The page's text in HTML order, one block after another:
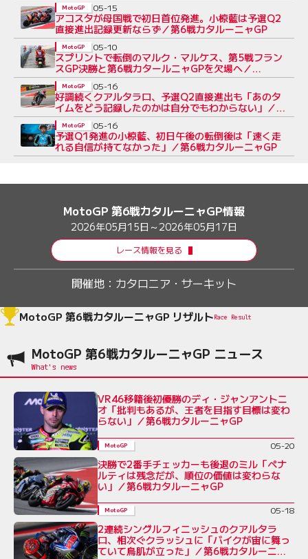
アコスタが母国戦で初日首位発進。小椋藍は予選Q2
直接進出記録更新ならず／第6戦カタルーニャGP
MotoGP 05-15
スプリントで転倒のマルク・マルケス、第5戦フラン
スGP決勝と第6戦カタールニャGPを欠場へ／
MotoGP
MotoGP 05-10
好調続くクアルタラロ、予選Q2直接進出も「あのタ
イムをどう記録したのかは自分でもわからない」／第
6戦カタルーニャGP
MotoGP 05-16
予選Q1発進の小椋藍、初日午後の転倒後は「速く走
れる自信が持てなかった」／第6戦カタルーニャGP
MotoGP 05-16
MotoGP 第6戦カタルーニャGP情報
2026年05月15日～2026年05月17日
レース情報を見る
開催地： カタロニア・サーキット
MotoGP 第6戦カタルーニャGP リザルトRace Result
MotoGP 第6戦カタルーニャGP ニュース
VR46移籍後初優勝のディ・ジャンアントニ
オ「批判もあるが、王者を目指す目標は変わ
らない」／第6戦カタルーニャGP
MotoGP 05-20
決勝で2番手チェッカーも後退のミル「ペナ
ルティは残念だが、順位の価値は変わらな
い」／第6戦カタルーニャGP
MotoGP 05-18
2連続シングルフィニッシュのクアルタラ
ロ、相次ぐクラッシュに「バイクが宙に舞っ
ていて鳥肌が立った」／第6戦カタルーニャ